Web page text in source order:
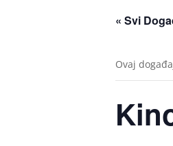
« Svi
Ovaj